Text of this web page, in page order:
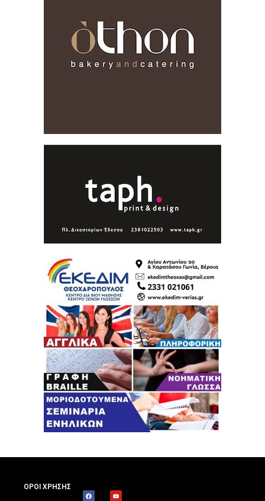
ΟΡΟΙ ΧΡΗΣΗΣ